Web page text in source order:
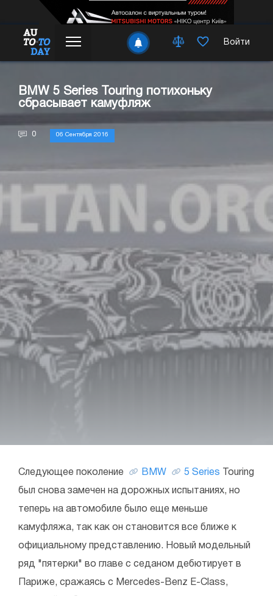
Войти
BMW 5 Series Touring потихоньку
сбрасывает камуфляж
0 06 Сентября 2016
Следующее поколение BMW 5 Series Touring
был снова замечен на дорожных испытаниях, но
теперь на автомобиле было еще меньше
камуфляжа, так как он становится все ближе к
официальному представлению. Новый модельный
ряд "пятерки" во главе с седаном дебютирует в
Париже, сражаясь с Mercedes-Benz E-Class,